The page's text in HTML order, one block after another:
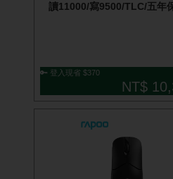
讀11000/寫9500/TLC/五年
🔑 登入現省 $370
NT$